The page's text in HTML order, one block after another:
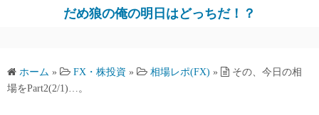
だめ狼の俺の明日はどっちだ！？
ホーム » FX・株投資 » 相場レポ(FX) »
その、今日の相
場をPart2(2/1)…。